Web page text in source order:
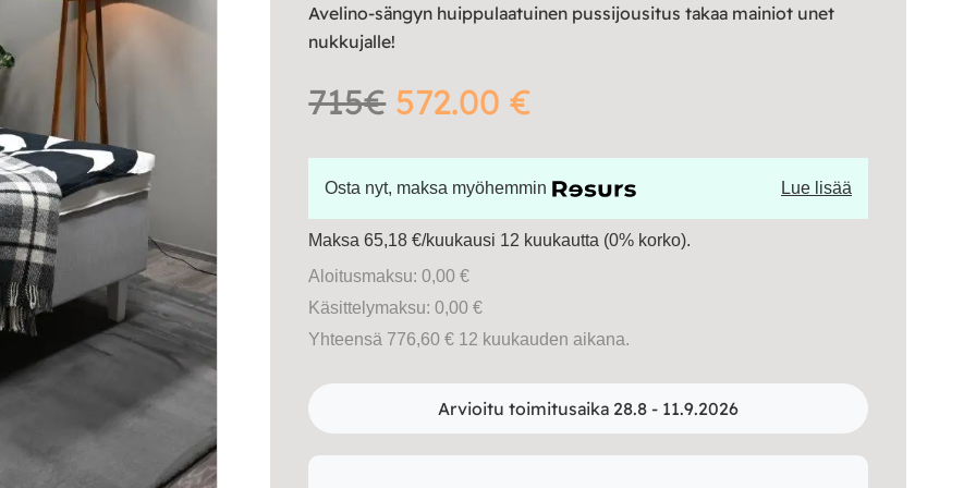
Avelino-sängyn huippulaatuinen pussijousitus takaa mainiot unet
nukkujalle!
715€572.00 €
Osta nyt, maksa myöhemmin Lue lisää
Maksa 65,18 €/kuukausi 12 kuukautta (0% korko).
Aloitusmaksu: 0,00 €
Käsittelymaksu: 0,00 €
Yhteensä 776,60 € 12 kuukauden aikana.
Arvioitu toimitusaika 28.8 - 11.9.2026